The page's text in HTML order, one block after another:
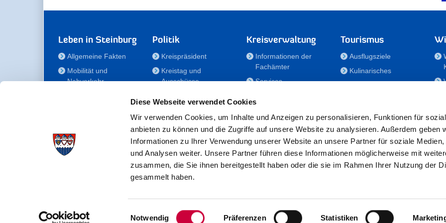
Diese Webseite verwendet Cookies
Wir verwenden Cookies, um Inhalte und Anzeigen zu personalisieren, Funktionen für
anbieten zu können und die Zugriffe auf unsere Website zu analysieren. Außerdem geben
Informationen zu Ihrer Verwendung unserer Website an unsere Partner für soziale Medien,
und Analysen weiter. Unsere Partner führen diese Informationen möglicherweise mit
zusammen, die Sie ihnen bereitgestellt haben oder die sie im Rahmen Ihrer Nutzung der
gesammelt haben.
Einwilligungsauswahl
Notwendig Präferenzen Statistiken
Leben in Steinburg
Allgemeine Fakten
Mobilität und
Nahverkehr
Gesundheit
Bildung
Politik
Kreispräsident
Kreistag und
Ausschüsse
für Menschen mit
Behinderung
Der
Kreisseniorenbeirat
Förderstiftung
Fördergesellschaft/Sportförderung
Kreisverwaltung
Informationen der
Fachämter
Services
Nachwuchskräfte
Notdienste
Formulare/Downloads
RSS-Feeds
Tourismus
Ausflugsziele
Kulinarisches
Veranstaltungen
Kreisverwaltung Steinburg · Viktoriastraße 16-18 · 25524 Itzehoe · Telefon: 04821/69-0 · Fax: 04821/699-356 · E-Mail: